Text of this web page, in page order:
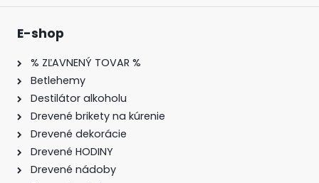
E-shop
% ZĽAVNENÝ TOVAR %
Betlehemy
Destilátor alkoholu
Drevené brikety na kúrenie
Drevené dekorácie
Drevené HODINY
Drevené nádoby